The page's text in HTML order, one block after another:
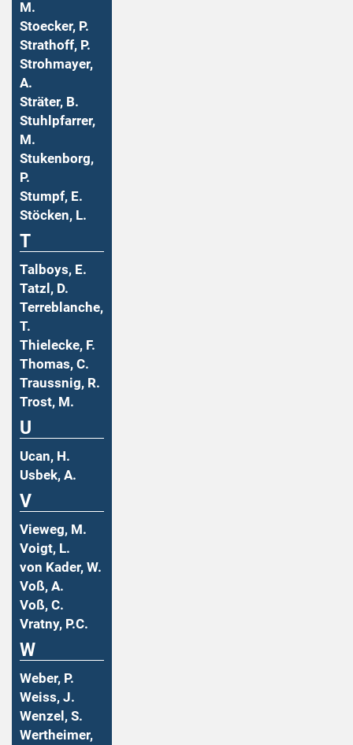
M.
Stoecker, P.
Strathoff, P.
Strohmayer,
A.
Sträter, B.
Stuhlpfarrer,
M.
Stukenborg,
P.
Stumpf, E.
Stöcken, L.
T
Talboys, E.
Tatzl, D.
Terreblanche,
T.
Thielecke, F.
Thomas, C.
Traussnig, R.
Trost, M.
U
Ucan, H.
Usbek, A.
V
Vieweg, M.
Voigt, L.
von Kader, W.
Voß, A.
Voß, C.
Vratny, P.C.
W
Weber, P.
Weiss, J.
Wenzel, S.
Wertheimer,